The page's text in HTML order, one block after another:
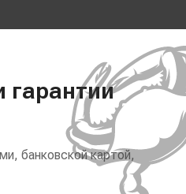
гарантии
банковской картой,